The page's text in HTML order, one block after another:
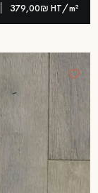
379,00₪ HT/m²